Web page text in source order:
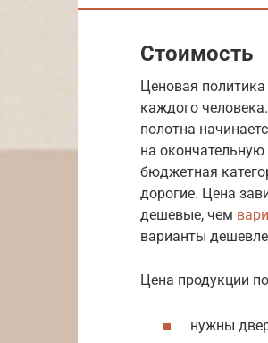
Стоимость
Ценовая
каждого
полотна
на
бюджетная
дорогие. Цена
дешевые, чем
варианты
Цена продукции
нужны